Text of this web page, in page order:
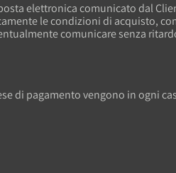
elettronica comunicato dal
le condizioni di acquisto,
comunicare senza
di pagamento vengono in ogni